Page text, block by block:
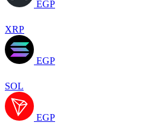
EGP
XRP
EGP
SOL
EGP